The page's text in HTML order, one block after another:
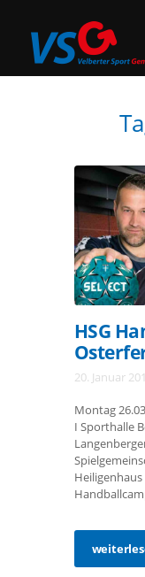
HSG
20. Januar
Montag
I Sporthalle